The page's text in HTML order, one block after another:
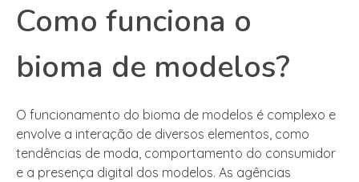
Como funciona o
bioma de modelos?
O funcionamento do bioma de modelos é complexo e
envolve a interação de diversos elementos, como
tendências de moda, comportamento do consumidor
e a presença digital dos modelos. As agências